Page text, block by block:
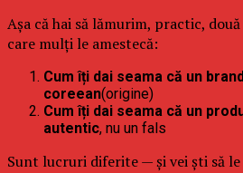
Așa că hai să lămurim, practic,
care mulți le amestecă:
Cum îți dai seama că un
coreean(origine)
Cum îți dai seama că un
autentic, nu un fals
Sunt lucruri diferite — și vei ști să le